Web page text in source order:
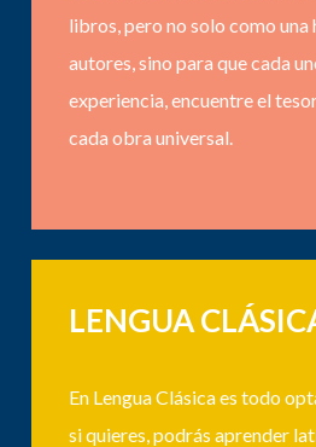
libros, pero no solo como
autores, sino para que cada
experiencia, encuentre el
cada obra universal.
LENGUA
En Lengua Clásica es todo
si quieres, podrás aprender